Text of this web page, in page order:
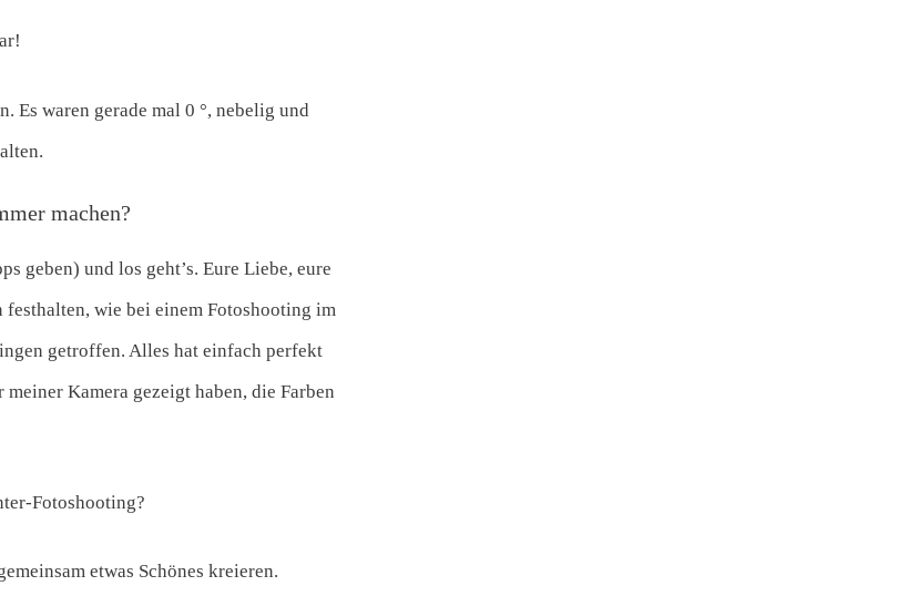
Es waren gerade mal 0 °, nebelig und
machen?
geben) und los geht’s. Eure Liebe, eure
wie bei einem Fotoshooting im
getroffen. Alles hat einfach perfekt
Kamera gezeigt haben, die Farben
Fotoshooting?
etwas Schönes kreieren.